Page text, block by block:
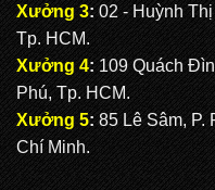
Xưởng 3: 02 - Huỳnh
Tp. HCM.
Xưởng 4: 109 Quách
Phú, Tp. HCM.
Xưởng 5: 85 Lê Sâm, P.
Chí Minh.